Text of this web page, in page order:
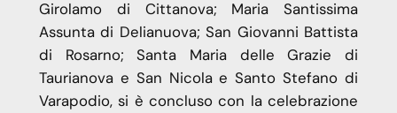
Girolamo di Cittanova; Maria Santissima
Assunta di Delianuova; San Giovanni Battista
di Rosarno; Santa Maria delle Grazie di
Taurianova e San Nicola e Santo Stefano di
Varapodio, si è concluso con la celebrazione